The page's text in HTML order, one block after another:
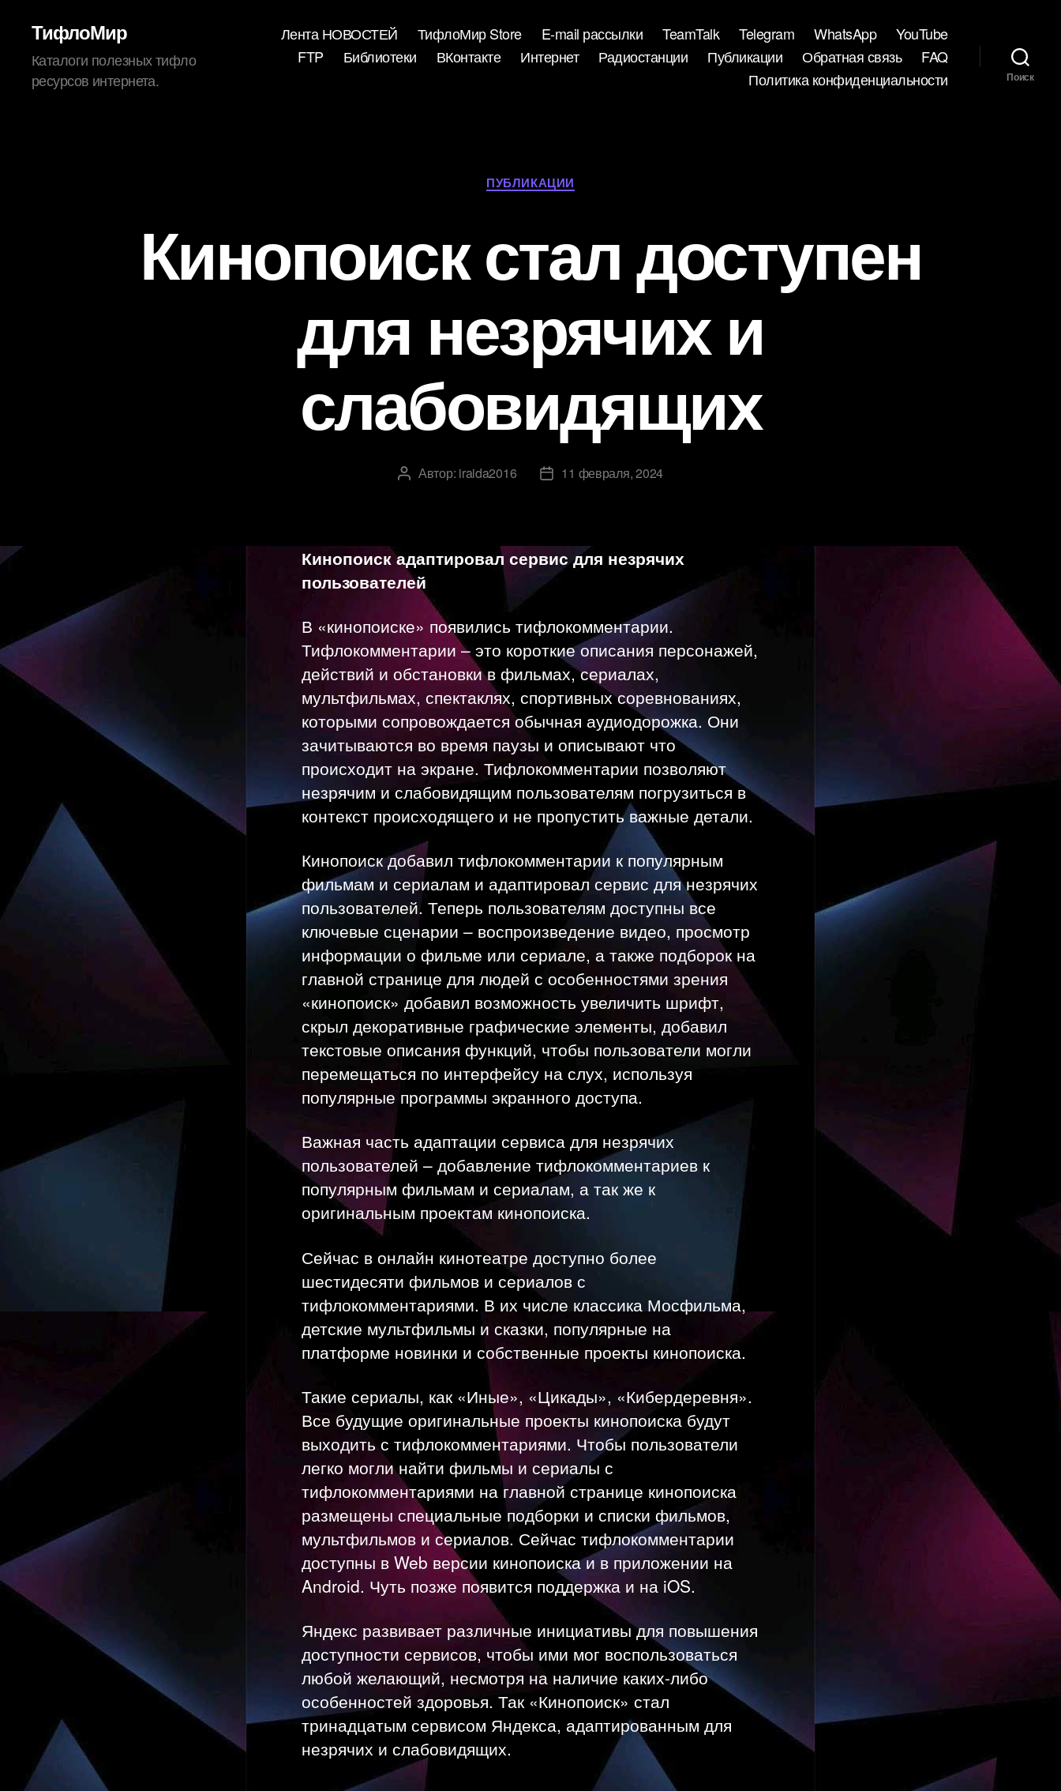
ТифлоМир
Каталоги полезных тифло
ресурсов интернета.
Лента НОВОСТЕЙ ТифлоМир Store E-mail рассылки TeamTalk Telegram WhatsApp
YouTube
FTP
Библиотеки ВКонтакте Интернет Радиостанции Публикации Обратная связь
FAQ
Политика конфиденциальности
Поиск
Рубрики
ПУБЛИКАЦИИ
Кинопоиск стал доступен
для незрячих и
слабовидящих
Автор
Автор: iraida2016
Дата11 февраля, 2024
Кинопоиск адаптировал сервис для незрячих
пользователей
В «кинопоиске» появились тифлокомментарии.
Тифлокомментарии – это короткие описания персонажей,
действий и обстановки в фильмах, сериалах,
мультфильмах, спектаклях, спортивных соревнованиях,
которыми сопровождается обычная аудиодорожка. Они
зачитываются во время паузы и описывают что
происходит на экране. Тифлокомментарии позволяют
незрячим и слабовидящим пользователям погрузиться в
контекст происходящего и не пропустить важные детали.
Кинопоиск добавил тифлокомментарии к популярным
фильмам и сериалам и адаптировал сервис для незрячих
пользователей. Теперь пользователям доступны все
ключевые сценарии – воспроизведение видео, просмотр
информации о фильме или сериале, а также подборок на
главной странице для людей с особенностями зрения
«кинопоиск» добавил возможность увеличить шрифт,
скрыл декоративные графические элементы, добавил
текстовые описания функций, чтобы пользователи могли
перемещаться по интерфейсу на слух, используя
популярные программы экранного доступа.
Важная часть адаптации сервиса для незрячих
пользователей – добавление тифлокомментариев к
популярным фильмам и сериалам, а так же к
оригинальным проектам кинопоиска.
Сейчас в онлайн кинотеатре доступно более
шестидесяти фильмов и сериалов с
тифлокомментариями. В их числе классика Мосфильма,
детские мультфильмы и сказки, популярные на
платформе новинки и собственные проекты кинопоиска.
Такие сериалы, как «Иные», «Цикады», «Кибердеревня».
Все будущие оригинальные проекты кинопоиска будут
выходить с тифлокомментариями. Чтобы пользователи
легко могли найти фильмы и сериалы с
тифлокомментариями на главной странице кинопоиска
размещены специальные подборки и списки фильмов,
мультфильмов и сериалов. Сейчас тифлокомментарии
доступны в Web версии кинопоиска и в приложении на
Android. Чуть позже появится поддержка и на iOS.
Яндекс развивает различные инициативы для повышения
доступности сервисов, чтобы ими мог воспользоваться
любой желающий, несмотря на наличие каких-либо
особенностей здоровья. Так «Кинопоиск» стал
тринадцатым сервисом Яндекса, адаптированным для
незрячих и слабовидящих.